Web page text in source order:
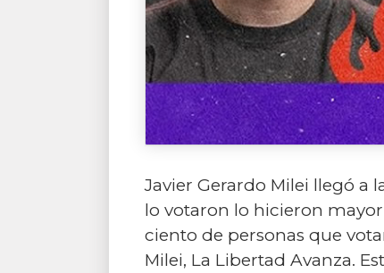
Javier Gerardo Milei llegó a
lo votaron lo hicieron
ciento de personas que
Milei, La Libertad Avanza.